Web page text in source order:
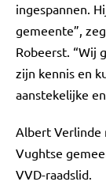
ingespannen.
gemeente”,
Robeerst. “Wij
zijn kennis en
aanstekelijke
Albert Verlinde
Vughtse
VVD-raadslid.